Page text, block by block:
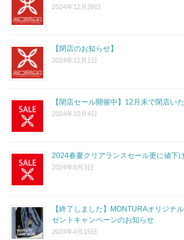
2024年12月29日
【閉店のお知らせ】
2024年12月1日
【閉店セール開催中】12月末で閉店い
2024年10月4日
2024春夏クリアランスセール更に値下
2024年8月3日
【終了しました】MONTURAオリジナ
ゼントキャンペーンのお知らせ
2024年4月16日